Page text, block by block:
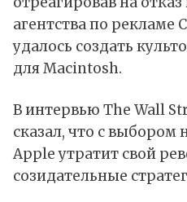
агентства по рекламе
удалось создать
для Macintosh.
В интервью The Wall
сказал, что с выбором
Apple утратит свой
созидательные